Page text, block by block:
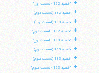
+ "خطبه 132 - قسمت اول"
+ خطبه 132 (قسمت دوم)
+ خطبه 133 (قسمت اول)
+ "خطبه 132 - قسمت دوم"
+ "خطبه 133 - قسمت اول"
+ خطبه 133 (قسمت دوم)
+ خطبه 133 (قسمت سوم)
+ "خطبه 133 - قسمت سوم"